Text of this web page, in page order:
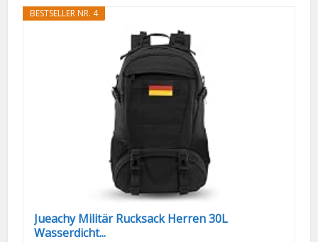
BESTSELLER NR. 4
Jueachy Militär Rucksack Herren 30L
Wasserdicht...